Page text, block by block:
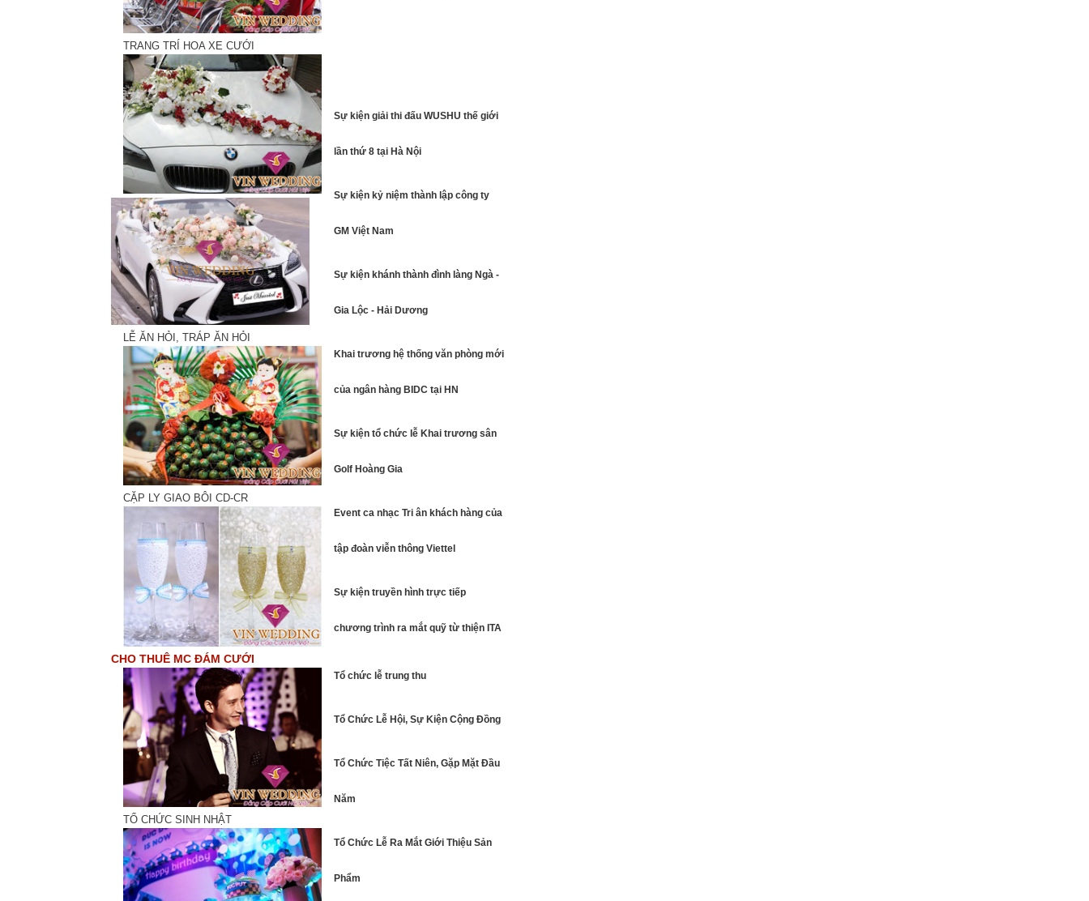
TRANG TRÍ HOA XE CƯỚI
LỄ ĂN HỎI, TRÁP ĂN HỎI
CẶP LY GIAO BÔI CD-CR
CHO THUÊ MC ĐÁM CƯỚI
TỔ CHỨC SINH NHẬT
Sự kiện giải thi đấu WUSHU thế giới
lần thứ 8 tại Hà Nội
Sự kiện kỷ niệm thành lập công ty
GM Việt Nam
Sự kiện khánh thành đình làng Ngà -
Gia Lộc - Hải Dương
Khai trương hệ thống văn phòng mới
của ngân hàng BIDC tại HN
Sự kiện tổ chức lễ Khai trương sân
Golf Hoàng Gia
Event ca nhạc Tri ân khách hàng của
tập đoàn viễn thông Viettel
Sự kiện truyền hình trực tiếp
chương trình ra mắt quỹ từ thiện ITA
Tổ chức lễ trung thu
Tổ Chức Lễ Hội, Sự Kiện Cộng Đồng
Tổ Chức Tiệc Tất Niên, Gặp Mặt Đầu
Năm
Tổ Chức Lễ Ra Mắt Giới Thiệu Sản
Phẩm